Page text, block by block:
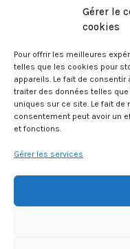
Gérer le
cookies
Pour offrir les meilleures
telles que les cookies pour
appareils. Le fait de
traiter des données telles
uniques sur ce site. Le fait de
consentement peut avoir un
et fonctions.
Gérer les services
Mentions
La Maison des
Prévert est une
décembre 1959
du Rhône.
Provence.
SIRET 381 083 880